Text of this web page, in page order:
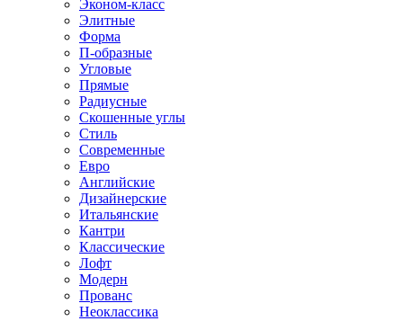
Эконом-класс
Элитные
Форма
П-образные
Угловые
Прямые
Радиусные
Скошенные углы
Стиль
Современные
Евро
Английские
Дизайнерские
Итальянские
Кантри
Классические
Лофт
Модерн
Прованс
Неоклассика